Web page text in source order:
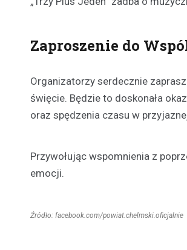
Zaproszenie do
Organizatorzy serdecznie
święcie. Będzie to doskonała
oraz spędzenia czasu w
Przywołując wspomnienia z
emocji.
Źródło: facebook.com/powiat.chelmski.oficjalnie